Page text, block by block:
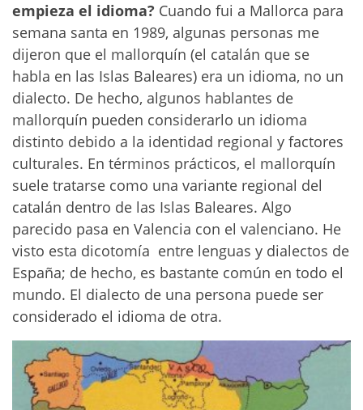
empieza el idioma? Cuando fui a Mallorca para
semana santa en 1989, algunas personas me
dijeron que el mallorquín (el catalán que se
habla en las Islas Baleares) era un idioma, no un
dialecto. De hecho, algunos hablantes de
mallorquín pueden considerarlo un idioma
distinto debido a la identidad regional y factores
culturales. En términos prácticos, el mallorquín
suele tratarse como una variante regional del
catalán dentro de las Islas Baleares. Algo
parecido pasa en Valencia con el valenciano. He
visto esta dicotomía entre lenguas y dialectos de
España; de hecho, es bastante común en todo el
mundo. El dialecto de una persona puede ser
considerado el idioma de otra.